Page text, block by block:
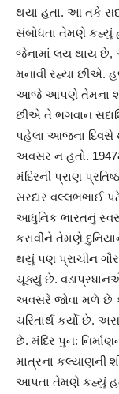
થયા હતા. આ તકે
સંબોધતા તેમણે કહ્યું
જેનામાં લય થાય છે,
મનાવી રહ્યા છીએ.
આજે આપણે તેમના
છીએ તે ભગવાન
પહેલા આજના દિવસે
અવસર ન હતો.
મંદિરની પ્રાણ
સરદાર વલ્લભભાઈ
આધુનિક ભારતનું
કરાવીને તેમણે
થયું પણ પ્રાચીન
ચૂક્યું છે.
અવસરે જોવા મળે છે
ચરિતાર્થ કર્યો છે.
છે. મંદિર પુન:
માત્રના કલ્યાણની
આપતા તેમણે કહ્યું